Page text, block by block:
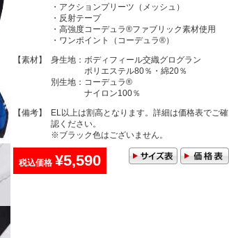
・アクションプリーツ（メッシュ）
・反射テープ
・高強度コーデュラ®ファブリック素材使用
・ワンポイント（コーデュラ®）
【素材】
身生地：ボディフィール交織グログラン
ポリエステル80％・綿20％
別生地：コーデュラ®
ナイロン100％
【備考】
EL以上は割高となります。詳細は価格表でご確
認ください。
※ブラック色はございません。
税込価格 ¥5,590